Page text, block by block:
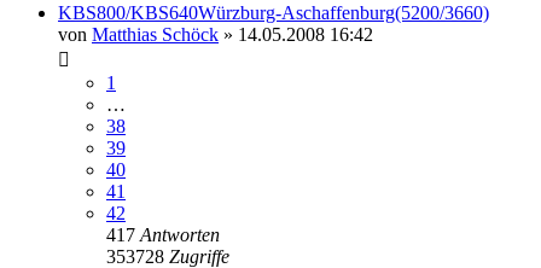
KBS800/KBS640Würzburg-Aschaffenburg(5200/3660)
von Matthias Schöck » 14.05.2008 16:42
1
…
38
39
40
41
42
417 Antworten
353728 Zugriffe